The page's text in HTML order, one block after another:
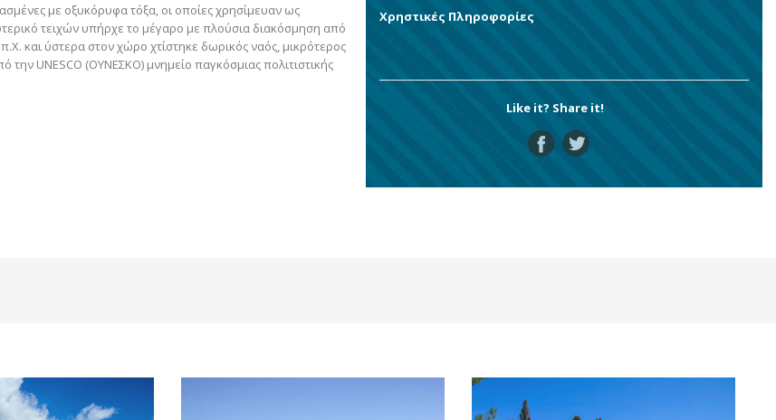
με οξυκόρυφα τόξα, οι οποίες χρησίμευαν ως
τειχών υπήρχε το μέγαρο με πλούσια διακόσμηση από
και ύστερα στον χώρο χτίστηκε δωρικός ναός, μικρότερος
UNESCO (ΟΥΝΕΣΚΟ) μνημείο παγκόσμιας πολιτιστικής
Χρηστικές Πληροφορίες
Like it? Share it!